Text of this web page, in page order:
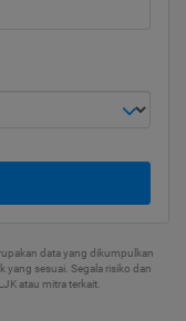
data yang dikumpulkan
sesuai. Segala risiko dan
atau mitra terkait.